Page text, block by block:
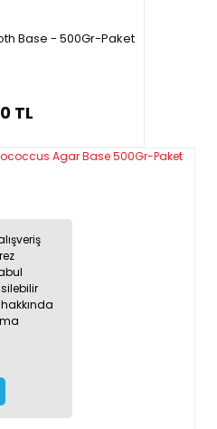
Base - 500Gr-Paket
TL